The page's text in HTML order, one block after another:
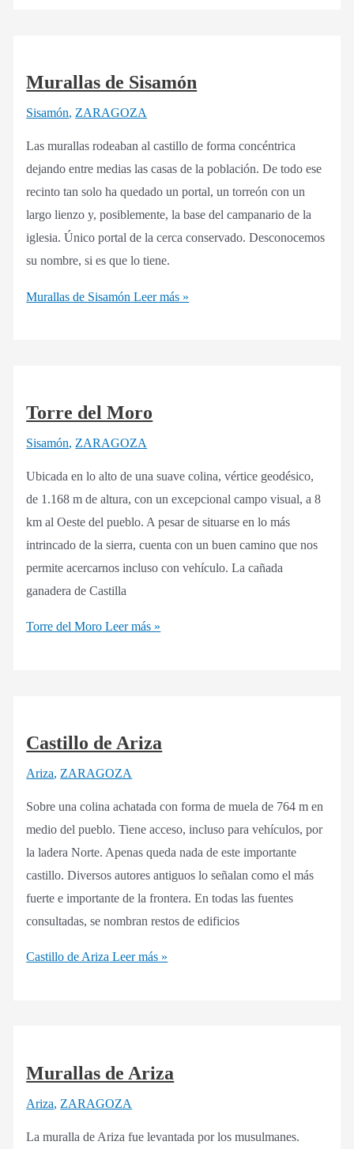
Murallas de Sisamón
Sisamón, ZARAGOZA
Las murallas rodeaban al castillo de forma concéntrica
dejando entre medias las casas de la población. De todo ese
recinto tan solo ha quedado un portal, un torreón con un
largo lienzo y, posiblemente, la base del campanario de la
iglesia. Único portal de la cerca conservado. Desconocemos
su nombre, si es que lo tiene.
Murallas de Sisamón Leer más »
Torre del Moro
Sisamón, ZARAGOZA
Ubicada en lo alto de una suave colina, vértice geodésico,
de 1.168 m de altura, con un excepcional campo visual, a 8
km al Oeste del pueblo. A pesar de situarse en lo más
intrincado de la sierra, cuenta con un buen camino que nos
permite acercarnos incluso con vehículo. La cañada
ganadera de Castilla
Torre del Moro Leer más »
Castillo de Ariza
Ariza, ZARAGOZA
Sobre una colina achatada con forma de muela de 764 m en
medio del pueblo. Tiene acceso, incluso para vehículos, por
la ladera Norte. Apenas queda nada de este importante
castillo. Diversos autores antiguos lo señalan como el más
fuerte e importante de la frontera. En todas las fuentes
consultadas, se nombran restos de edificios
Castillo de Ariza Leer más »
Murallas de Ariza
Ariza, ZARAGOZA
La muralla de Ariza fue levantada por los musulmanes.